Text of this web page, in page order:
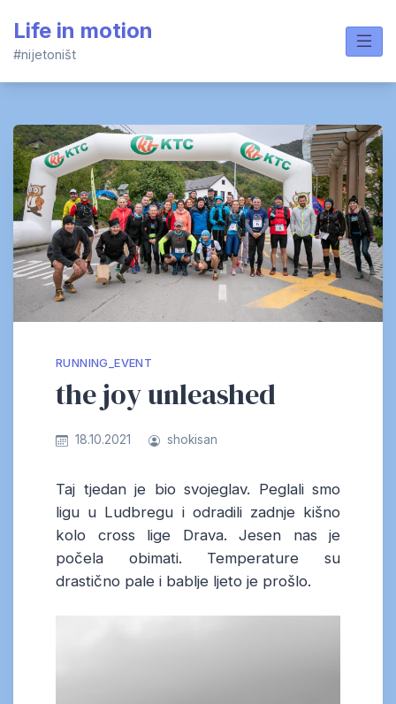
content
Life in motion
#nijetoništ
RUNNING_EVENT
the joy unleashed
18.10.2021 shokisan
Taj tjedan je bio svojeglav. Peglali smo
ligu u Ludbregu i odradili zadnje kišno
kolo cross lige Drava. Jesen nas je
počela obimati. Temperature su
drastično pale i bablje ljeto je prošlo.